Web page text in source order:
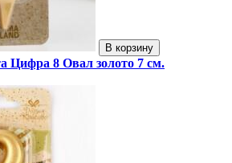
В корзину
Цифра 8 Овал золото 7 см.